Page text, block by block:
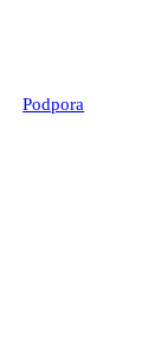
Podpora